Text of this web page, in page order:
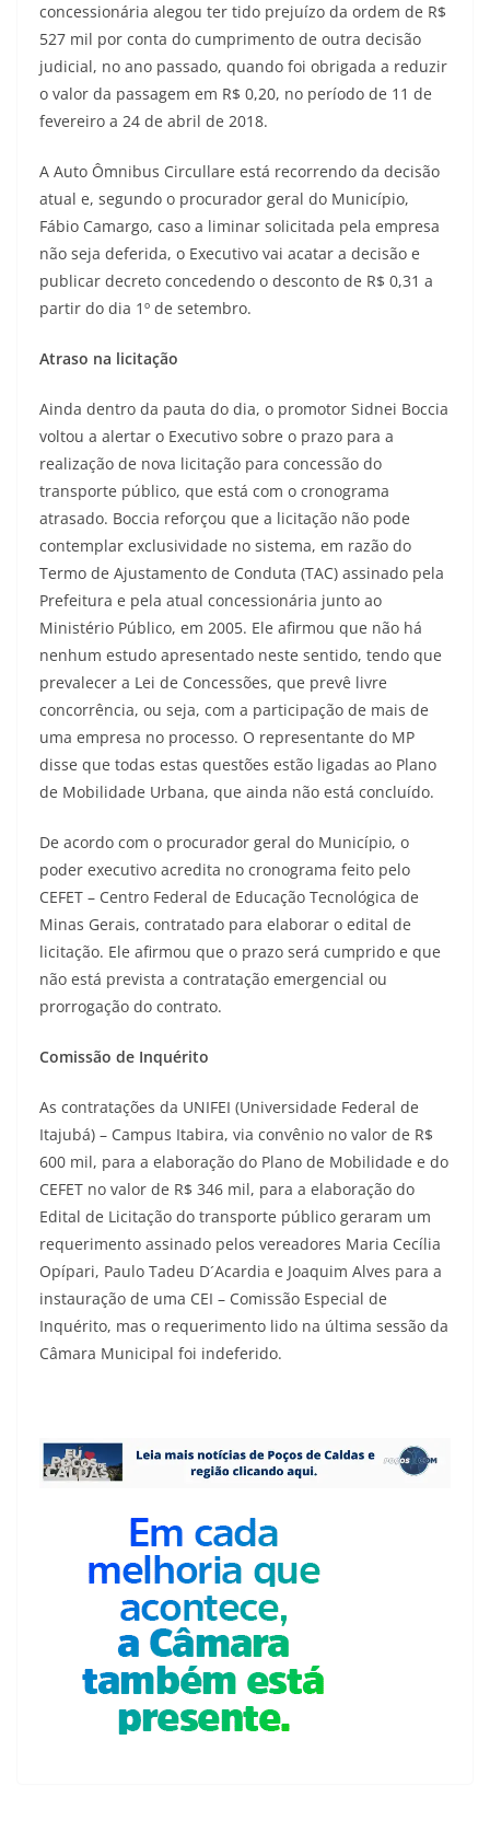
concessionária alegou ter tido prejuízo da ordem de R$
527 mil por conta do cumprimento de outra decisão
judicial, no ano passado, quando foi obrigada a reduzir
o valor da passagem em R$ 0,20, no período de 11 de
fevereiro a 24 de abril de 2018.
A Auto Ômnibus Circullare está recorrendo da decisão
atual e, segundo o procurador geral do Município,
Fábio Camargo, caso a liminar solicitada pela empresa
não seja deferida, o Executivo vai acatar a decisão e
publicar decreto concedendo o desconto de R$ 0,31 a
partir do dia 1º de setembro.
Atraso na licitação
Ainda dentro da pauta do dia, o promotor Sidnei Boccia
voltou a alertar o Executivo sobre o prazo para a
realização de nova licitação para concessão do
transporte público, que está com o cronograma
atrasado. Boccia reforçou que a licitação não pode
contemplar exclusividade no sistema, em razão do
Termo de Ajustamento de Conduta (TAC) assinado pela
Prefeitura e pela atual concessionária junto ao
Ministério Público, em 2005. Ele afirmou que não há
nenhum estudo apresentado neste sentido, tendo que
prevalecer a Lei de Concessões, que prevê livre
concorrência, ou seja, com a participação de mais de
uma empresa no processo. O representante do MP
disse que todas estas questões estão ligadas ao Plano
de Mobilidade Urbana, que ainda não está concluído.
De acordo com o procurador geral do Município, o
poder executivo acredita no cronograma feito pelo
CEFET – Centro Federal de Educação Tecnológica de
Minas Gerais, contratado para elaborar o edital de
licitação. Ele afirmou que o prazo será cumprido e que
não está prevista a contratação emergencial ou
prorrogação do contrato.
Comissão de Inquérito
As contratações da UNIFEI (Universidade Federal de
Itajubá) – Campus Itabira, via convênio no valor de R$
600 mil, para a elaboração do Plano de Mobilidade e do
CEFET no valor de R$ 346 mil, para a elaboração do
Edital de Licitação do transporte público geraram um
requerimento assinado pelos vereadores Maria Cecília
Opípari, Paulo Tadeu D´Acardia e Joaquim Alves para a
instauração de uma CEI – Comissão Especial de
Inquérito, mas o requerimento lido na última sessão da
Câmara Municipal foi indeferido.